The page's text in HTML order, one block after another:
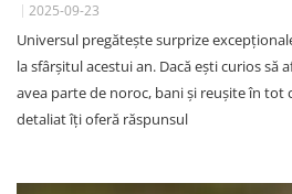
2025-09-23
Universul pregătește surprize
la sfârșitul acestui an. Dacă ești curios să
avea parte de noroc, bani și reușite în tot
detaliat îți oferă răspunsul